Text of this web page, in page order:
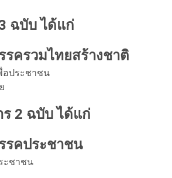
ฉบับ ได้แก่
รครวมไทยสร้างชาติ
อประชาชน
2 ฉบับ ได้แก่
รคประชาชน
ะชาชน